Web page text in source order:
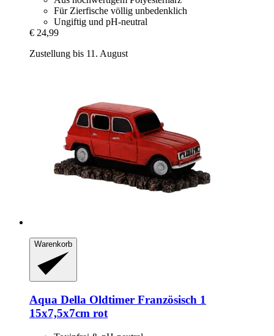
Für Zierfische völlig unbedenklich
Ungiftig und pH-neutral
€ 24,99
Zustellung bis 11. August
Warenkorb
Aqua Della Oldtimer Französisch 1
15x7,5x7cm rot